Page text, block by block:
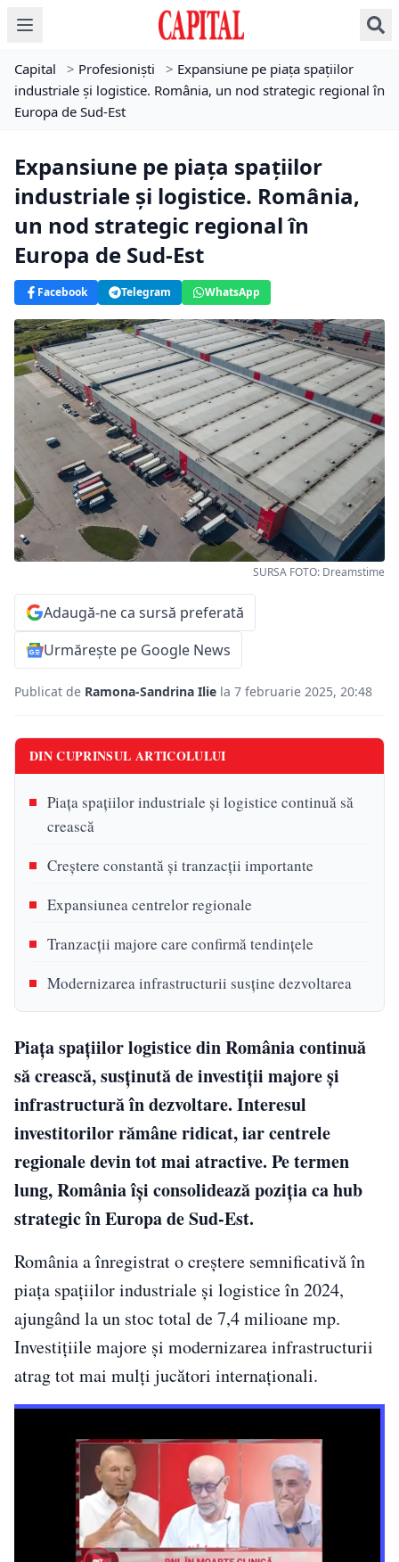
Capital > Profesioniști > Expansiune pe piața spațiilor
industriale și logistice. România, un nod strategic regional în
Europa de Sud-Est
Expansiune pe piața spațiilor
industriale și logistice. România,
un nod strategic regional în
Europa de Sud-Est
Facebook Telegram WhatsApp
SURSA FOTO: Dreamstime
Adaugă-ne ca sursă preferată
Urmărește pe Google News
Publicat de Ramona-Sandrina Ilie la 7 februarie 2025, 20:48
DIN CUPRINSUL ARTICOLULUI
Piața spațiilor industriale și logistice continuă să
crească
Creștere constantă și tranzacții importante
Expansiunea centrelor regionale
Tranzacții majore care confirmă tendințele
Modernizarea infrastructurii susține dezvoltarea
Piața spațiilor logistice din România continuă
să crească, susținută de investiții majore și
infrastructură în dezvoltare. Interesul
investitorilor rămâne ridicat, iar centrele
regionale devin tot mai atractive. Pe termen
lung, România își consolidează poziția ca hub
strategic în Europa de Sud-Est.
România a înregistrat o creștere semnificativă în
piața spațiilor industriale și logistice în 2024,
ajungând la un stoc total de 7,4 milioane mp.
Investițiile majore și modernizarea infrastructurii
atrag tot mai mulți jucători internaționali.